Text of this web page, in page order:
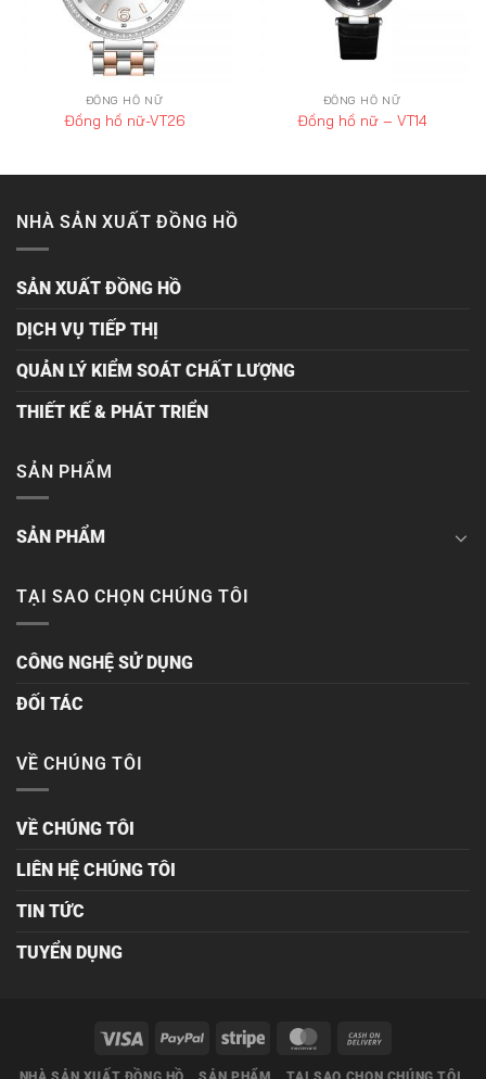
ĐỒNG HỒ NỮ
Đồng hồ nữ-VT26
ĐỒNG HỒ NỮ
Đồng hồ nữ – VT14
NHÀ SẢN XUẤT ĐỒNG HỒ
SẢN XUẤT ĐỒNG HỒ
DỊCH VỤ TIẾP THỊ
QUẢN LÝ KIỂM SOÁT CHẤT LƯỢNG
THIẾT KẾ & PHÁT TRIỂN
SẢN PHẨM
SẢN PHẨM
TẠI SAO CHỌN CHÚNG TÔI
CÔNG NGHỆ SỬ DỤNG
ĐỐI TÁC
VỀ CHÚNG TÔI
VỀ CHÚNG TÔI
LIÊN HỆ CHÚNG TÔI
TIN TỨC
TUYỂN DỤNG